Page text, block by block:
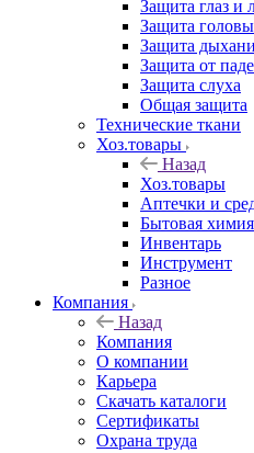
Защита глаз и
Защита головы
Защита
Защита от
Защита слуха
Общая защита
Технические ткани
Хоз.товары
Назад
Хоз.товары
Аптечки и
Бытовая химия
Инвентарь
Инструмент
Разное
Компания
Назад
Компания
О компании
Карьера
Cкачать каталоги
Сертификаты
Охрана труда